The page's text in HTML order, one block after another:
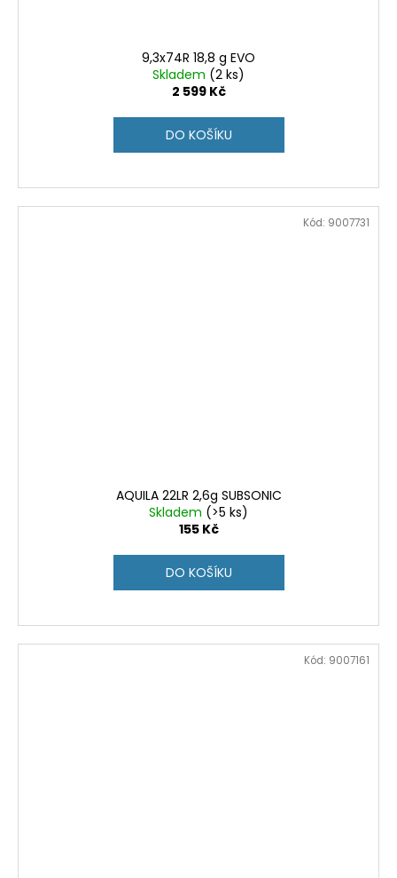
9,3x74R 18,8 g EVO
Skladem (2 ks)
2 599 Kč
DO KOŠÍKU
AQUILA 22LR 2,6g SUBSONIC
Skladem (>5 ks)
155 Kč
DO KOŠÍKU
Kód: 9007731
Kód: 9007161